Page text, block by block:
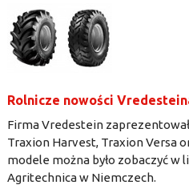
Rolnicze nowości
Firma Vredestein
Traxion Harvest, Traxion Versa
modele można było zobaczyć
Agritechnica w Niemczech.